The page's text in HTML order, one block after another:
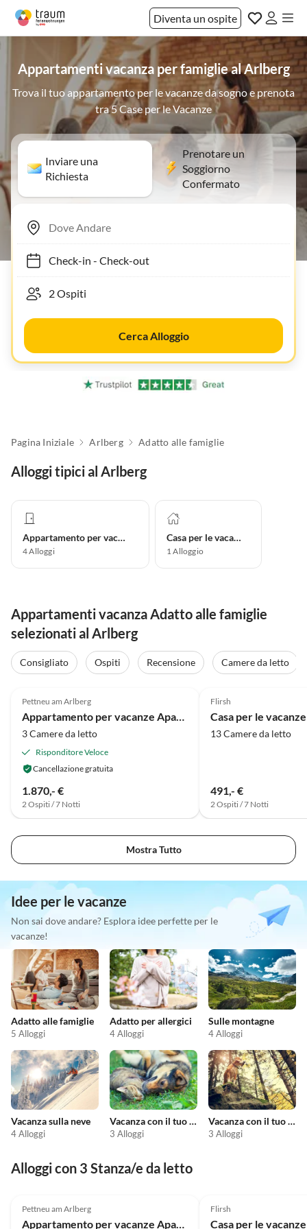
Diventa un ospite
Appartamenti vacanza per famiglie al Arlberg
Trova il tuo appartamento per le vacanze da sogno e prenota
tra 5 Case per le Vacanze
Inviare una
Richiesta
Prenotare un
Soggiorno
Confermato
Check-in- Check-out
Cerca Alloggio
Pagina Iniziale Arlberg Adatto alle famiglie
Alloggi tipici al Arlberg
Appartamento per vacanze
4Alloggi
Casa per le vacanze
1Alloggio
Appartamenti vacanza Adatto alle famiglie
selezionati al Arlberg
Consigliato Ospiti Recensione Camere da letto
Pettneu am Arlberg
3 Camere da letto
Risponditore Veloce
Cancellazione gratuita
1.870,- €
2 Ospiti / 7 Notti
Flirsh
13 Camere da letto
491,- €
2 Ospiti / 7 Notti
Mostra Tutto
Idee per le vacanze
Non sai dove andare? Esplora idee perfette per le
vacanze!
Adatto alle famiglie
5 Alloggi
Adatto per allergici
4 Alloggi
Sulle montagne
4 Alloggi
Vacanza sulla neve
4 Alloggi
Vacanza con il tuo animale domestico
3 Alloggi
Vacanza con il tuo cane
3 Alloggi
Alloggi con 3 Stanza/e da letto
Pettneu am Arlberg
Appartamento per vacanze Apart Sopherl 5-8 PAX
Flirsh